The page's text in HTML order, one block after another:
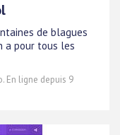
de blagues
a pour tous les
En ligne depuis 9